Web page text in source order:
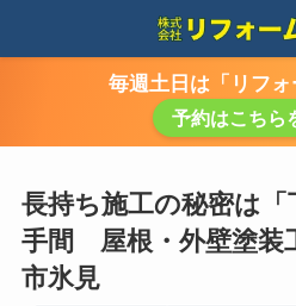
毎週土日は「リフ
予約はこちら
長持ち施工の秘密は
手間 屋根・外壁塗
市氷見